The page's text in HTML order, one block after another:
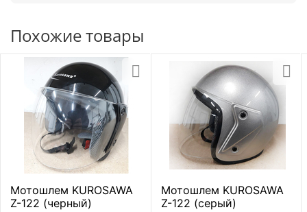
Похожие товары
Мотошлем KUROSAWA
Z-122 (черный)
Мотошлем KUROSAWA
Z-122 (серый)